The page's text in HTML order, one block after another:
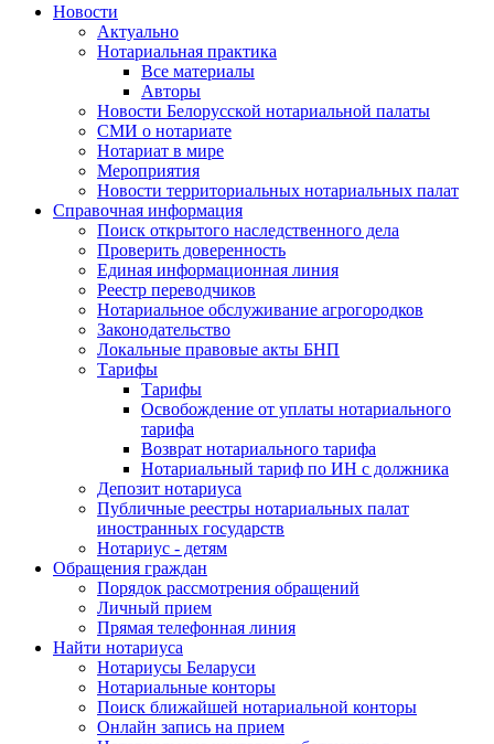
Новости
Актуально
Нотариальная практика
Все материалы
Авторы
Новости Белорусской нотариальной палаты
СМИ о нотариате
Нотариат в мире
Мероприятия
Новости территориальных нотариальных палат
Справочная информация
Поиск открытого наследственного дела
Проверить доверенность
Единая информационная линия
Реестр переводчиков
Нотариальное обслуживание агрогородков
Законодательство
Локальные правовые акты БНП
Тарифы
Тарифы
Освобождение от уплаты нотариального
тарифа
Возврат нотариального тарифа
Нотариальный тариф по ИН с должника
Депозит нотариуса
Публичные реестры нотариальных палат
иностранных государств
Нотариус - детям
Обращения граждан
Порядок рассмотрения обращений
Личный прием
Прямая телефонная линия
Найти нотариуса
Нотариусы Беларуси
Нотариальные конторы
Поиск ближайшей нотариальной конторы
Онлайн запись на прием